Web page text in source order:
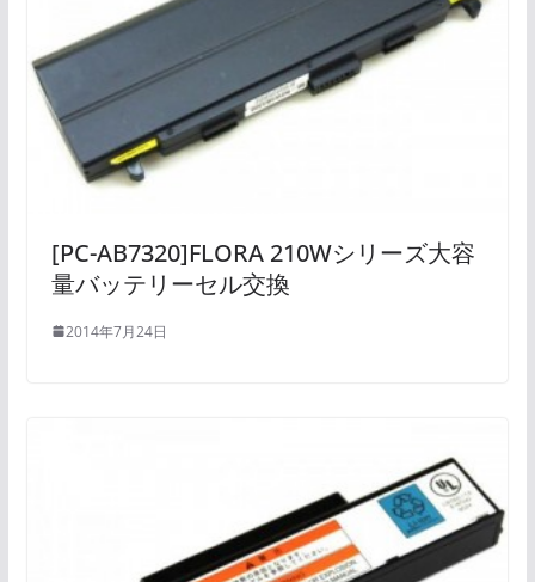
[PC-AB7320]FLORA 210Wシリーズ大容
量バッテリーセル交換
2014年7月24日